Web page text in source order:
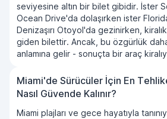
seviyesine altın bir bilet gibidir. İster
Ocean Drive'da dolaşırken ister
Denizaşırı Otoyol'da gezinirken,
giden bilettir. Ancak, bu özgürlük
anlamına gelir - sonuçta bir araç
Miami'de Sürücüler İçin En
Nasıl Güvende Kalınır?
Miami plajları ve gece hayatıyla